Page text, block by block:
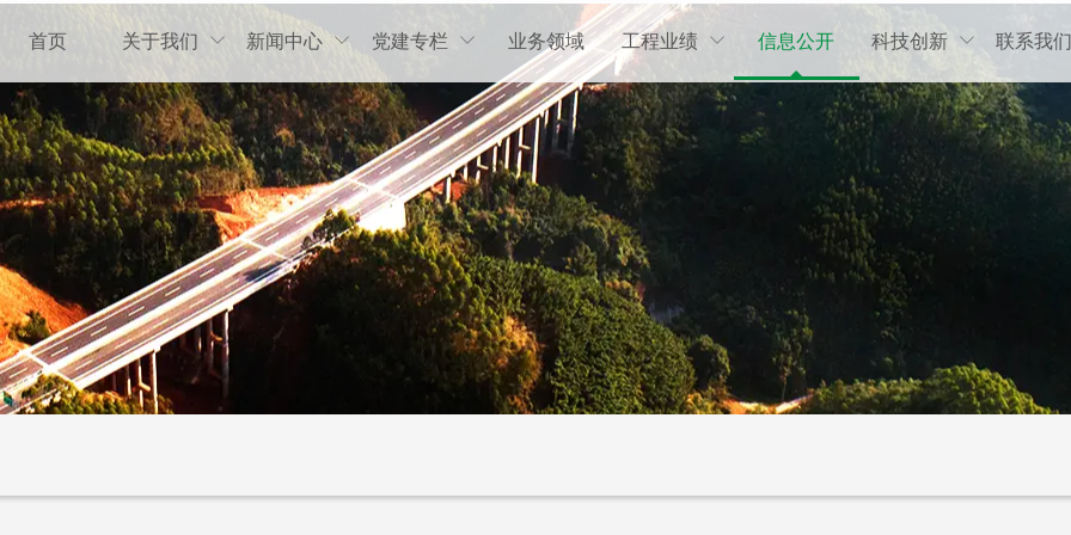
首页 关于我们  新闻中心  党建专栏  业务领域 工程业绩  信息公开 科技创新  联系我们